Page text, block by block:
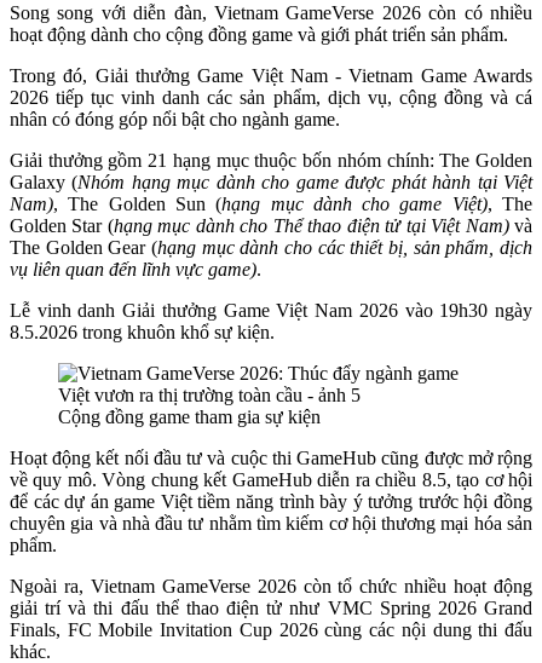
Song song với diễn đàn, Vietnam GameVerse 2026 còn có nhiều
hoạt động dành cho cộng đồng game và giới phát triển sản phẩm.
Trong đó, Giải thưởng Game Việt Nam - Vietnam Game Awards
2026 tiếp tục vinh danh các sản phẩm, dịch vụ, cộng đồng và cá
nhân có đóng góp nổi bật cho ngành game.
Giải thưởng gồm 21 hạng mục thuộc bốn nhóm chính: The Golden
Galaxy (Nhóm hạng mục dành cho game được phát hành tại Việt
Nam), The Golden Sun (hạng mục dành cho game Việt), The
Golden Star (hạng mục dành cho Thể thao điện tử tại Việt Nam)và
The Golden Gear (hạng mục dành cho các thiết bị, sản phẩm, dịch
vụ liên quan đến lĩnh vực game).
Lễ vinh danh Giải thưởng Game Việt Nam 2026 vào 19h30 ngày
8.5.2026 trong khuôn khổ sự kiện.
Cộng đồng game tham gia sự kiện
Hoạt động kết nối đầu tư và cuộc thi GameHub cũng được mở rộng
về quy mô. Vòng chung kết GameHub diễn ra chiều 8.5, tạo cơ hội
để các dự án game Việt tiềm năng trình bày ý tưởng trước hội đồng
chuyên gia và nhà đầu tư nhằm tìm kiếm cơ hội thương mại hóa sản
phẩm.
Ngoài ra, Vietnam GameVerse 2026 còn tổ chức nhiều hoạt động
giải trí và thi đấu thể thao điện tử như VMC Spring 2026 Grand
Finals, FC Mobile Invitation Cup 2026 cùng các nội dung thi đấu
khác.